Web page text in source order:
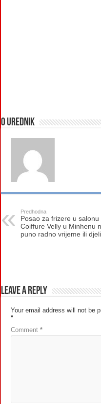
O urednik
Predhodna
Posao za frizere u salonu
Coiffure Velly u Minhenu
puno radno vrijeme ili
Leave a Reply
Your email address will not be
*
Comment*